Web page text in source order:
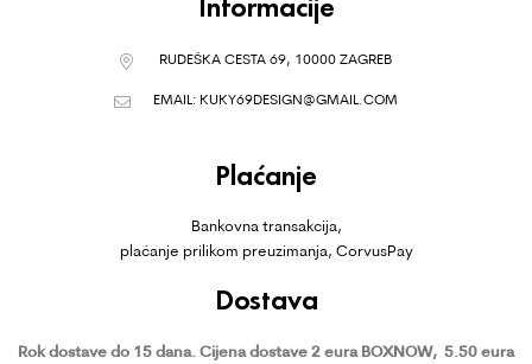
Informacije
RUDEŠKA CESTA 69, 10000 ZAGREB
EMAIL: KUKY69DESIGN@GMAIL.COM
Plaćanje
Bankovna transakcija,
plaćanje prilikom preuzimanja, CorvusPay
Dostava
Rok dostave do 15 dana. Cijena dostave 2 eura BOXNOW, 5.50 eura